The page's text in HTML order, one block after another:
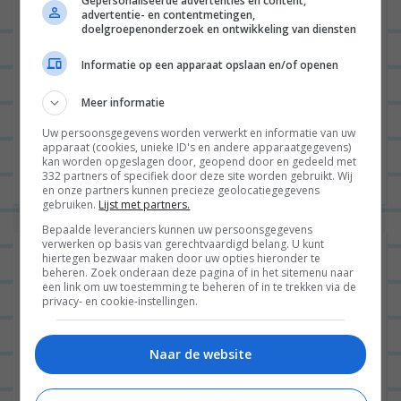
Jaaaaaa woehoeee het is weer zo ver! Mijn
wekelijkse dagboek is terug! Bij deze! Ik schreef
een tijdje geleden al iedere zondag een blogpost
over wat...Lees verder
Leonie’s week 49: Niet uit eten bij het
DWDD Popup-restaurant, een 5
gangendiner cancellen, in de
zevende hemel in Kattencafé Kopjes,
twee video’s en uiteten bij Baut Zuid
advertentie- en contentmetingen,
doelgroepenonderzoek en ontwikkeling van diensten
Informatie op een apparaat opslaan en/of openen
Meer informatie
Uw persoonsgegevens worden verwerkt en informatie van uw
apparaat (cookies, unieke ID's en andere apparaatgegevens)
kan worden opgeslagen door, geopend door en gedeeld met
332 partners of specifiek door deze site worden gebruikt. Wij
en onze partners kunnen precieze geolocatiegegevens
gebruiken. Lijst met partners.
Bepaalde leveranciers kunnen uw persoonsgegevens
verwerken op basis van gerechtvaardigd belang. U kunt
hiertegen bezwaar maken door uw opties hieronder te
beheren. Zoek onderaan deze pagina of in het sitemenu naar
een link om uw toestemming te beheren of in te trekken via de
privacy- en cookie-instellingen.
Naar de website